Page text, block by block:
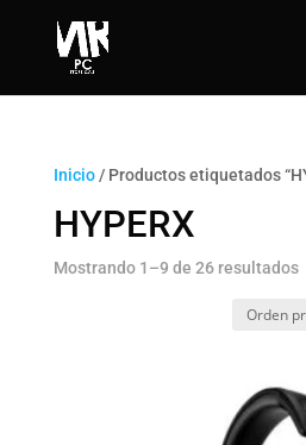
Inicio/ Productos etiquetados
HYPERX
Mostrando 1–9 de 26 resultados